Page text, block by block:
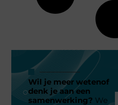
Wil je meer wetenof
denk je aan een
samenwerking? We